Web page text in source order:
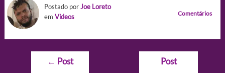
Postado porJoe Loreto
em Videos Comentários
Navegação
← Post
Post